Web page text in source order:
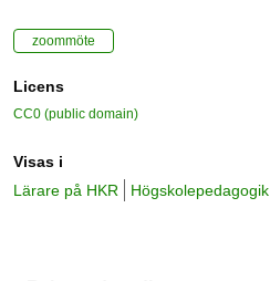
zoommöte
Licens
CC0 (public domain)
Visas i
Lärare på HKR
Högskolepedagogik